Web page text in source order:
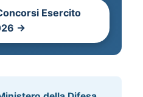
Esercito
→